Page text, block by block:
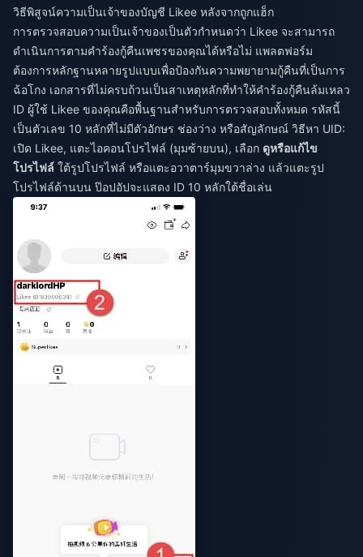
วิธีพิสูจน์ความเป็นเจ้าของบัญชี Likee หลังจากถูกแฮ็ก
การตรวจสอบความเป็นเจ้าของเป็นตัวกำหนดว่า Likee จะสามารถ
ดำเนินการตามคำร้องกู้คืนเพชรของคุณได้หรือไม่ แพลตฟอร์ม
ต้องการหลักฐานหลายรูปแบบเพื่อป้องกันความพยายามกู้คืนที่เป็นการ
ฉ้อโกง เอกสารที่ไม่ครบถ้วนเป็นสาเหตุหลักที่ทำให้คำร้องกู้คืนล้มเหลว
ID ผู้ใช้ Likee ของคุณคือพื้นฐานสำหรับการตรวจสอบทั้งหมด รหัสนี้
เป็นตัวเลข 10 หลักที่ไม่มีตัวอักษร ช่องว่าง หรือสัญลักษณ์ วิธีหา UID:
เปิด Likee, แตะไอคอนโปรไฟล์ (มุมซ้ายบน), เลือก ดูหรือแก้ไข
โปรไฟล์ ใต้รูปโปรไฟล์ หรือแตะอวาตาร์มุมขวาล่าง แล้วแตะรูป
โปรไฟล์ด้านบน ป๊อปอัปจะแสดง ID 10 หลักใต้ชื่อเล่น